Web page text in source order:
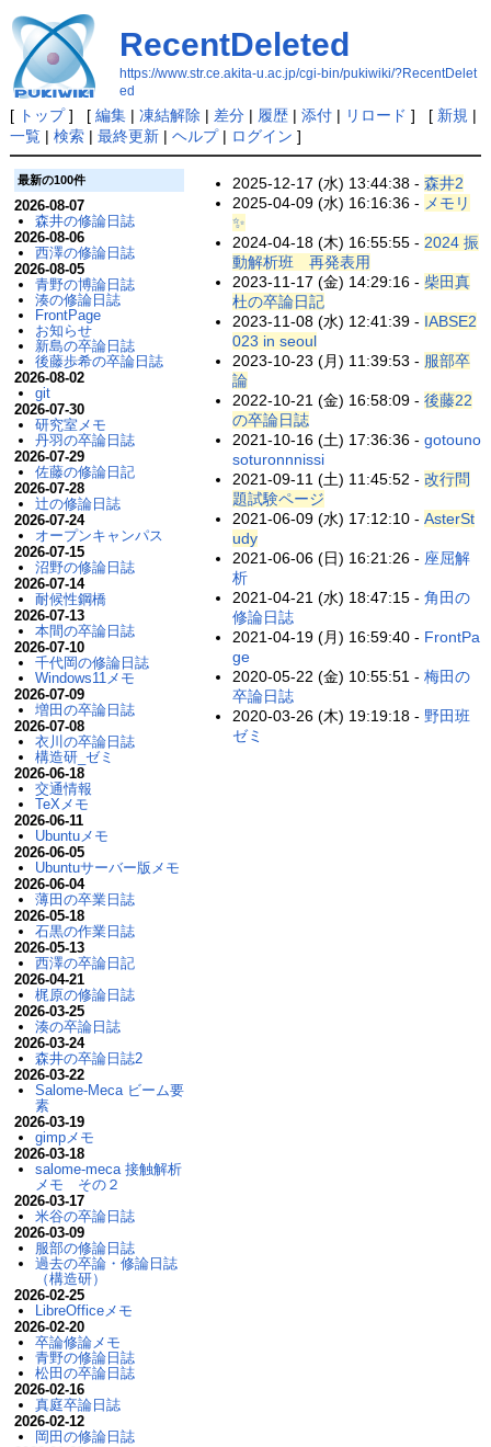
RecentDeleted
https://www.str.ce.akita-u.ac.jp/cgi-bin/pukiwiki/?RecentDelet
ed
[ トップ] [ 編集| 凍結解除 | 差分| 履歴| 添付| リロード ] [ 新規 |
一覧| 検索| 最終更新| ヘルプ| ログイン ]
2025-12-17 (水) 13:44:38 - 森井2
2025-04-09 (水) 16:16:36 - メモリ
✨
2024-04-18 (木) 16:55:55 - 2024 振
動解析班 再発表用
2023-11-17 (金) 14:29:16 - 柴田真
杜の卒論日記
2023-11-08 (水) 12:41:39 - IABSE2
023 in seoul
2023-10-23 (月) 11:39:53 - 服部卒
論
2022-10-21 (金) 16:58:09 - 後藤22
の卒論日誌
2021-10-16 (土) 17:36:36 - gotouno
soturonnnissi
2021-09-11 (土) 11:45:52 - 改行問
題試験ページ
2021-06-09 (水) 17:12:10 - AsterSt
udy
2021-06-06 (日) 16:21:26 - 座屈解
析
2021-04-21 (水) 18:47:15 - 角田の
修論日誌
2021-04-19 (月) 16:59:40 - FrontPa
ge
2020-05-22 (金) 10:55:51 - 梅田の
卒論日誌
2020-03-26 (木) 19:19:18 - 野田班
ゼミ
最新の100件
2026-08-07
森井の修論日誌
2026-08-06
西澤の修論日誌
2026-08-05
青野の博論日誌
湊の修論日誌
FrontPage
お知らせ
新島の卒論日誌
後藤歩希の卒論日誌
2026-08-02
git
2026-07-30
研究室メモ
丹羽の卒論日誌
2026-07-29
佐藤の修論日記
2026-07-28
辻の修論日誌
2026-07-24
オープンキャンパス
2026-07-15
沼野の修論日誌
2026-07-14
耐候性鋼橋
2026-07-13
本間の卒論日誌
2026-07-10
千代岡の修論日誌
Windows11メモ
2026-07-09
増田の卒論日誌
2026-07-08
衣川の卒論日誌
構造研_ゼミ
2026-06-18
交通情報
TeXメモ
2026-06-11
Ubuntuメモ
2026-06-05
Ubuntuサーバー版メモ
2026-06-04
薄田の卒業日誌
2026-05-18
石黒の作業日誌
2026-05-13
西澤の卒論日記
2026-04-21
梶原の修論日誌
2026-03-25
湊の卒論日誌
2026-03-24
森井の卒論日誌2
2026-03-22
Salome-Meca ビーム要
素
2026-03-19
gimpメモ
2026-03-18
salome-meca 接触解析
メモ その２
2026-03-17
米谷の卒論日誌
2026-03-09
服部の修論日誌
過去の卒論・修論日誌
（構造研）
2026-02-25
LibreOfficeメモ
2026-02-20
卒論修論メモ
青野の修論日誌
松田の卒論日誌
2026-02-16
真庭卒論日誌
2026-02-12
岡田の修論日誌